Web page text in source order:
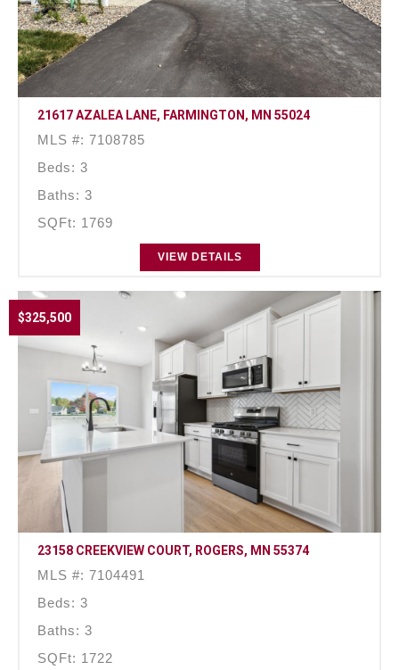
21617 AZALEA LANE, FARMINGTON, MN 55024
MLS #: 7108785
Beds: 3
Baths: 3
SQFt: 1769
VIEW DETAILS
$325,500
23158 CREEKVIEW COURT, ROGERS, MN 55374
MLS #: 7104491
Beds: 3
Baths: 3
SQFt: 1722